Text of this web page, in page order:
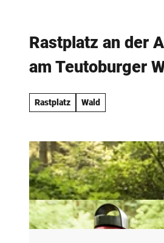
Rastplatz an der
am Teutoburger
Rastplatz Wald